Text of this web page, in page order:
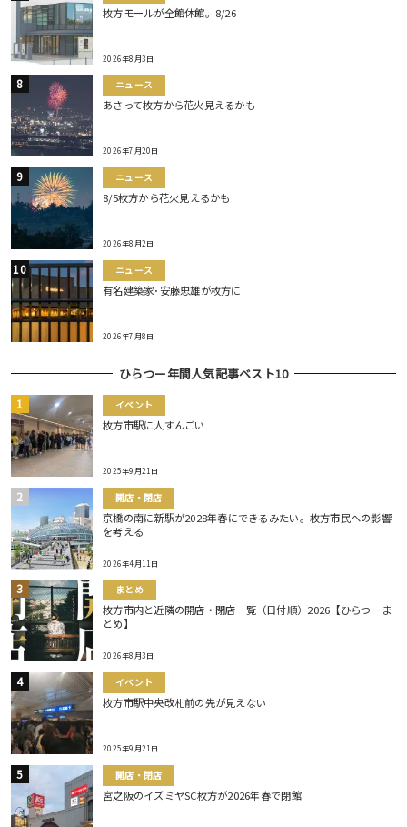
枚方モールが全館休館。8/26
2026年8月3日
ニュース
あさって枚方から花火見えるかも
2026年7月20日
ニュース
8/5枚方から花火見えるかも
2026年8月2日
ニュース
有名建築家･安藤忠雄が枚方に
2026年7月8日
ひらつー年間人気記事ベスト10
イベント
枚方市駅に人すんごい
2025年9月21日
開店・閉店
京橋の南に新駅が2028年春にできるみたい。枚方市民への影響
を考える
2026年4月11日
まとめ
枚方市内と近隣の開店・閉店一覧（日付順）2026【ひらつーま
とめ】
2026年8月3日
イベント
枚方市駅中央改札前の先が見えない
2025年9月21日
開店・閉店
宮之阪のイズミヤSC枚方が2026年春で閉館